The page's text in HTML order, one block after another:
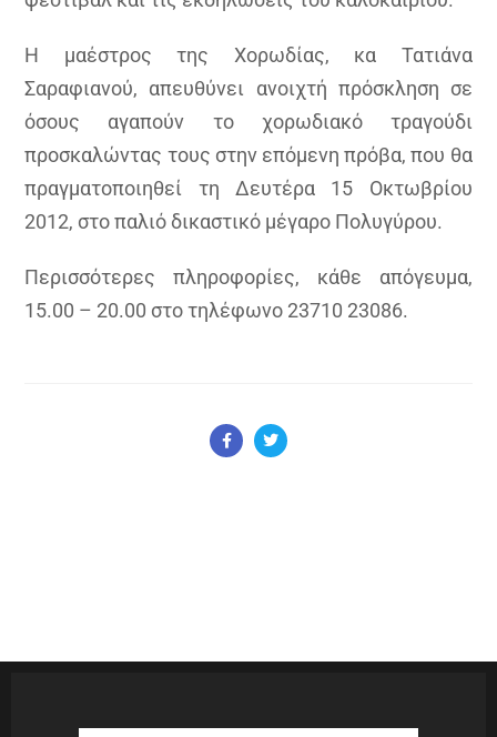
Η μαέστρος της Χορωδίας, κα Τατιάνα
Σαραφιανού, απευθύνει ανοιχτή πρόσκληση σε
όσους αγαπούν το χορωδιακό τραγούδι
προσκαλώντας τους στην επόμενη πρόβα, που θα
πραγματοποιηθεί τη Δευτέρα 15 Οκτωβρίου
2012, στο παλιό δικαστικό μέγαρο Πολυγύρου.
Περισσότερες πληροφορίες, κάθε απόγευμα,
15.00 – 20.00 στο τηλέφωνο 23710 23086.